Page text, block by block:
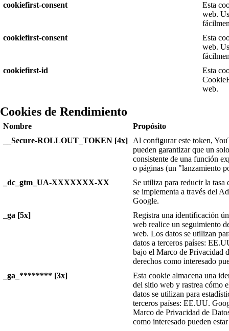
cookiefirst-consent
Esta
web.
cookiefirst-consent
Esta
web.
cookiefirst-id
Esta
web.
Cookies de Rendimiento
Nombre
Propósito
__Secure-ROLLOUT_TOKEN [4x]
Al configurar este token,
pueden garantizar que un
consistente de una función
o páginas (un "lanzamiento
_dc_gtm_UA-XXXXXXX-XX
Se utiliza para reducir la
se implementa a través del
Google.
_ga [5x]
Registra una identificación
web realice un seguimiento
web. Los datos se utilizan
datos a terceros países:
bajo el Marco de Privacidad
derechos como interesado
_ga_******** [3x]
Esta cookie almacena una
del sitio web y rastrea cómo
datos se utilizan para
terceros países: EE.UU.
Marco de Privacidad de
como interesado pueden